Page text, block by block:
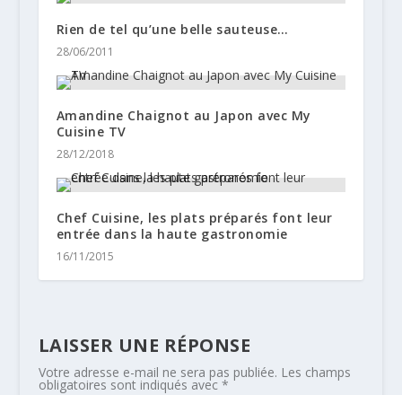
Rien de tel qu’une belle sauteuse…
28/06/2011
Amandine Chaignot au Japon avec My
Cuisine TV
28/12/2018
Chef Cuisine, les plats préparés font leur
entrée dans la haute gastronomie
16/11/2015
LAISSER UNE RÉPONSE
Votre adresse e-mail ne sera pas publiée. Les champs
obligatoires sont indiqués avec *